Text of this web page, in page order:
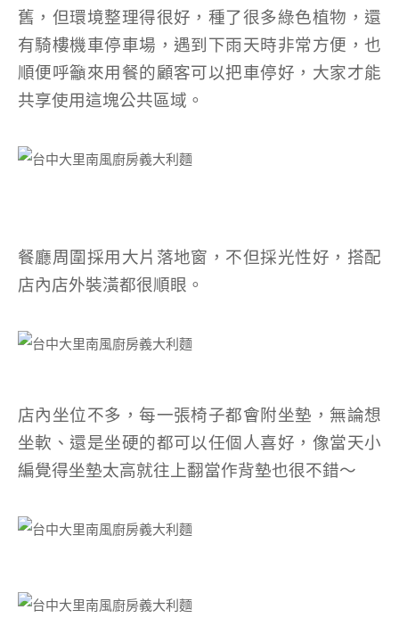
舊，但環境整理得很好，種了很多綠色植物，還
有騎樓機車停車場，遇到下雨天時非常方便，也
順便呼籲來用餐的顧客可以把車停好，大家才能
共享使用這塊公共區域。
餐廳周圍採用大片落地窗，不但採光性好，搭配
店內店外裝潢都很順眼。
店內坐位不多，每一張椅子都會附坐墊，無論想
坐軟、還是坐硬的都可以任個人喜好，像當天小
編覺得坐墊太高就往上翻當作背墊也很不錯～